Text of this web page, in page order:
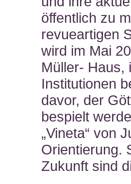
öffentlich zu
revueartigen
wird im Mai
Müller- Haus,
Institutionen
davor, der
bespielt
„Vineta“ von
Orientierung.
Zukunft sind